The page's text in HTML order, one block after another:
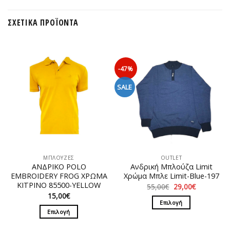
ΣΧΕΤΙΚΆ ΠΡΟΪΌΝΤΑ
ΜΠΛΟΥΖΕΣ
ΑΝΔΡΙΚΟ POLO
EMBROIDERY FROG ΧΡΩΜΑ
ΚΙΤΡΙΝΟ 85500-YELLOW
15,00€
Επιλογή
-47%
SALE
OUTLET
Ανδρική Μπλούζα Limit
Χρώμα Μπλε Limit-Blue-197
55,00€ Original
price
was:
55,00€.
29,00€Η
τρέχουσα
Επιλογή